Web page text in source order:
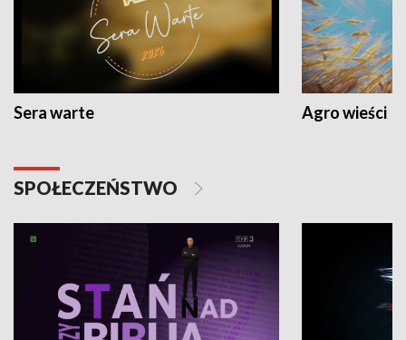
Sera warte Agro wieści
SPOŁECZEŃSTWO